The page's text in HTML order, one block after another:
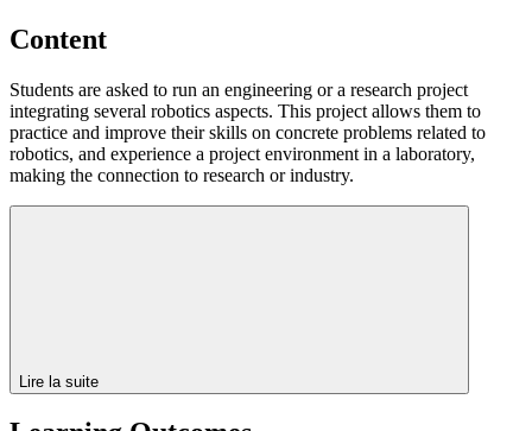
Content
Students are asked to run an engineering or a research project
integrating several robotics aspects. This project allows them to
practice and improve their skills on concrete problems related to
robotics, and experience a project environment in a laboratory,
making the connection to research or industry.
Lire la suite